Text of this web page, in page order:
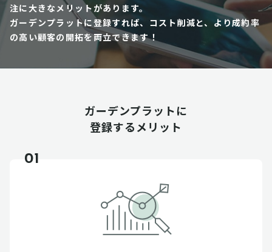
注に大きなメリットがあります。
ガーデンプラットに登録すれば、コスト削減と、より成約率
の高い顧客の開拓を両立できます！
ガーデンプラットに
登録するメリット
01